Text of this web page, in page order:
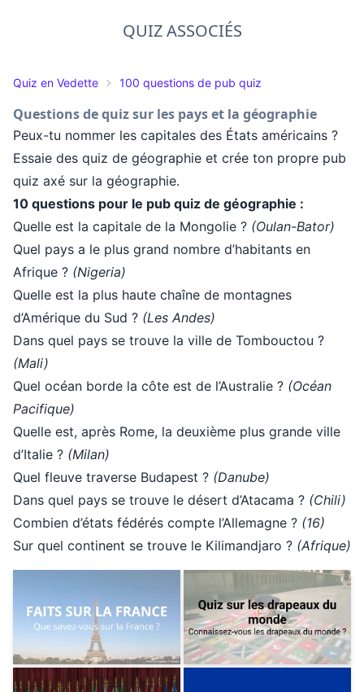
QUIZ ASSOCIÉS
Quiz en Vedette 100 questions de pub quiz
Questions de quiz sur les pays et la géographie
Peux-tu nommer les capitales des États américains ?
Essaie des quiz de géographie et crée ton propre pub
quiz axé sur la géographie.
10 questions pour le pub quiz de géographie :
Quelle est la capitale de la Mongolie ? (Oulan-Bator)
Quel pays a le plus grand nombre d’habitants en
Afrique ? (Nigeria)
Quelle est la plus haute chaîne de montagnes
d’Amérique du Sud ? (Les Andes)
Dans quel pays se trouve la ville de Tombouctou ?
(Mali)
Quel océan borde la côte est de l’Australie ? (Océan
Pacifique)
Quelle est, après Rome, la deuxième plus grande ville
d’Italie ? (Milan)
Quel fleuve traverse Budapest ? (Danube)
Dans quel pays se trouve le désert d’Atacama ? (Chili)
Combien d’états fédérés compte l’Allemagne ? (16)
Sur quel continent se trouve le Kilimandjaro ? (Afrique)